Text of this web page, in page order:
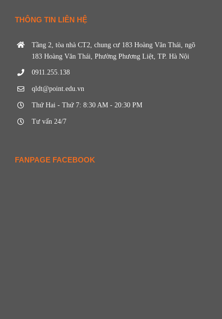
THÔNG TIN LIÊN HỆ
Tầng 2, tòa nhà CT2, chung cư 183 Hoàng Văn Thái, ngõ
183 Hoàng Văn Thái, Phường Phương Liệt, TP. Hà Nội
0911.255.138
qldt@point.edu.vn
Thứ Hai - Thứ 7: 8:30 AM - 20:30 PM
Tư vấn 24/7
FANPAGE FACEBOOK